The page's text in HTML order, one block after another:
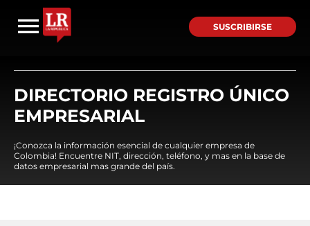
SUSCRIBIRSE
DIRECTORIO REGISTRO ÚNICO
EMPRESARIAL
¡Conozca la información esencial de cualquier empresa de
Colombia! Encuentre NIT, dirección, teléfono, y mas en la base de
datos empresarial mas grande del país.